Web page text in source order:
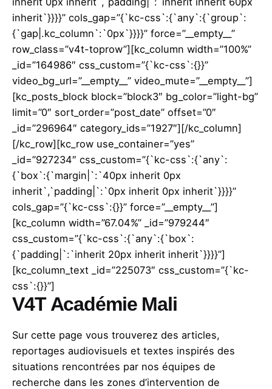
inherit`}}}}” cols_gap=”{`kc-css`:{`any`:{`group`:
{`gap|.kc_column`:`0px`}}}}” force=”__empty__”
row_class=”v4t-toprow”][kc_column width=”100%”
_id=”164986″ css_custom=”{`kc-css`:{}}”
video_bg_url=”__empty__” video_mute=”__empty__”]
[kc_posts_block block=”block3″ bg_color=”light-bg”
limit=”0″ sort_order=”post_date” offset=”0″
_id=”296964″ category_ids=”1927″][/kc_column]
[/kc_row][kc_row use_container=”yes”
_id=”927234″ css_custom=”{`kc-css`:{`any`:
{`box`:{`margin|`:`40px inherit 0px
inherit`,`padding|`:`0px inherit 0px inherit`}}}}”
cols_gap=”{`kc-css`:{}}” force=”__empty__”]
[kc_column width=”67.04%” _id=”979244″
css_custom=”{`kc-css`:{`any`:{`box`:
{`padding|`:`inherit 20px inherit inherit`}}}}”]
[kc_column_text _id=”225073″ css_custom=”{`kc-
css`:{}}”]
V4T Académie Mali
Sur cette page vous trouverez des articles,
reportages audiovisuels et textes inspirés des
situations rencontrées par nos équipes de
recherche dans les zones d’intervention de